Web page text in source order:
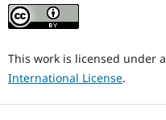
This work is licensed under a
International License.